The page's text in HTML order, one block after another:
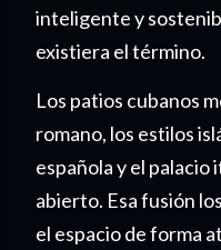
inteligente y
existiera el término.
Los patios cubanos
romano, los estilos
española y el palacio
abierto. Esa fusión
el espacio de forma